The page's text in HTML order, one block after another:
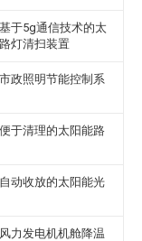
于5g通信技术的太
灯清扫装置
政照明节能控制系
于清理的太阳能路
动收放的太阳能光
力发电机机舱降温